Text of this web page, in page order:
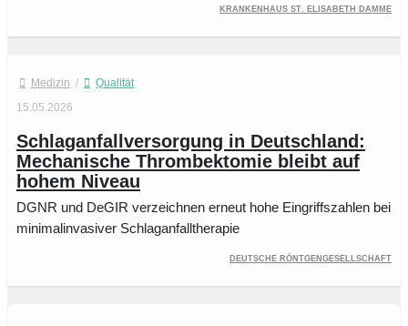
Krankenhaus St. Elisabeth Damme
Medizin /
Qualität
15.05.2026
Schlaganfallversorgung in Deutschland:
Mechanische Thrombektomie bleibt auf
hohem Niveau
DGNR und DeGIR verzeichnen erneut hohe Eingriffszahlen bei
minimalinvasiver Schlaganfalltherapie
Deutsche Röntgengesellschaft